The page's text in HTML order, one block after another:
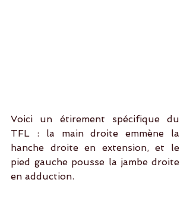
Voici un étirement spécifique du
TFL : la main droite emmène la
hanche droite en extension, et le
pied gauche pousse la jambe droite
en adduction.